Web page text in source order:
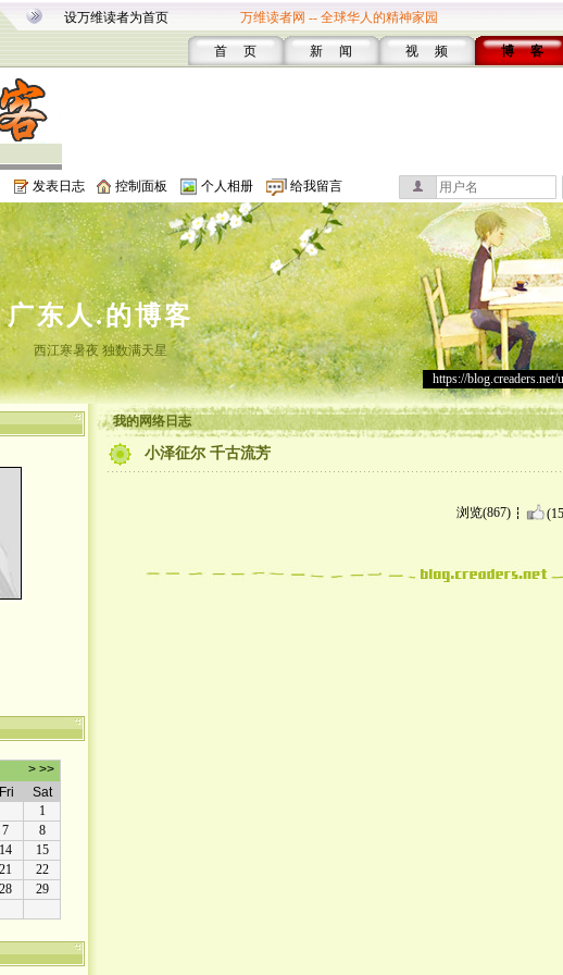
设万维读者为首页 万维读者网 -- 全球华人的精神家园
首 页 新 闻 视 频 博 客
发表日志 控制面板 个人相册 给我留言
广东人.的博客
西江寒暑夜 独数满天星
https://blog.creaders.net/
我的网络日志
小泽征尔 千古流芳
浏览(867)